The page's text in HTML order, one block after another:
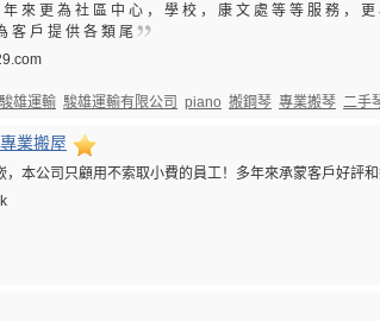
來 更 為 社 區 中 心 ， 學 校 ， 康 文 處 等 等 服 務 ，
客 戶 提 供 各 類 尾
駿雄運輸 駿雄運輸有限公司 piano 搬鋼琴 專業搬琴 二手
業搬屋
，本公司只顧用不索取小費的員工！多年來承蒙客戶好評和